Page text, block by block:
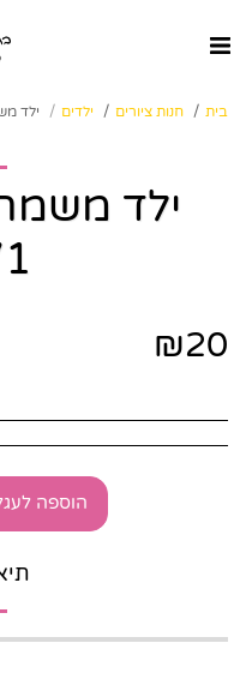
בית חנות ציורים ילדים ילד
ילד
₪20
הוספה